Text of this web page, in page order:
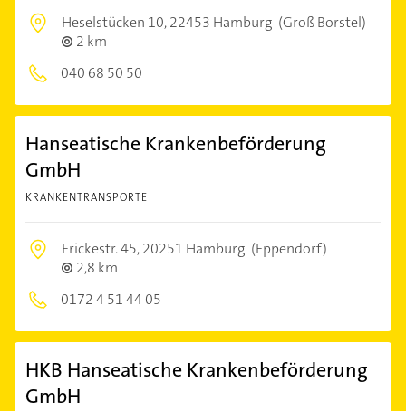
Heselstücken 10,22453 Hamburg (Groß Borstel)
2 km
040 68 50 50
Hanseatische Krankenbeförderung
GmbH
KRANKENTRANSPORTE
Frickestr. 45,20251 Hamburg (Eppendorf)
2,8 km
0172 4 51 44 05
HKB Hanseatische Krankenbeförderung
GmbH